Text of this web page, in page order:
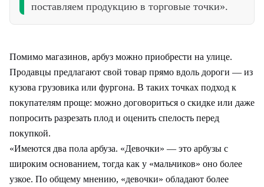
поставляем продукцию в торговые точки».
Помимо магазинов, арбуз можно приобрести на улице.
Продавцы предлагают свой товар прямо вдоль дороги — из
кузова грузовика или фургона. В таких точках подход к
покупателям проще: можно договориться о скидке или даже
попросить разрезать плод и оценить спелость перед
покупкой.
«Имеются два пола арбуза. «Девочки» — это арбузы с
широким основанием, тогда как у «мальчиков» оно более
узкое. По общему мнению, «девочки» обладают более